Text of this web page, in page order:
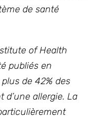
de santé
of Health
publiés en
de 42% des
d’une allergie. La